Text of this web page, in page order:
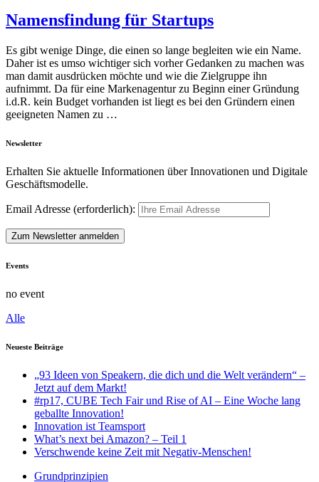
Namensfindung für Startups
Es gibt wenige Dinge, die einen so lange begleiten wie ein Name.
Daher ist es umso wichtiger sich vorher Gedanken zu machen was
man damit ausdrücken möchte und wie die Zielgruppe ihn
aufnimmt. Da für eine Markenagentur zu Beginn einer Gründung
i.d.R. kein Budget vorhanden ist liegt es bei den Gründern einen
geeigneten Namen zu …
Newsletter
Erhalten Sie aktuelle Informationen über Innovationen und Digitale
Geschäftsmodelle.
Email Adresse (erforderlich):
Events
no event
Alle
Neueste Beiträge
„93 Ideen von Speakern, die dich und die Welt verändern“ –
Jetzt auf dem Markt!
#rp17, CUBE Tech Fair und Rise of AI – Eine Woche lang
geballte Innovation!
Innovation ist Teamsport
What’s next bei Amazon? – Teil 1
Verschwende keine Zeit mit Negativ-Menschen!
Grundprinzipien